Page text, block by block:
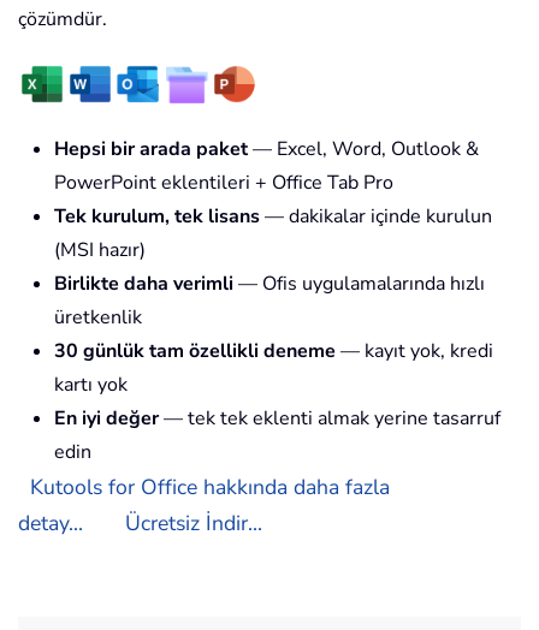
çözümdür.
Hepsi bir arada paket— Excel, Word, Outlook &
PowerPoint eklentileri + Office Tab Pro
Tek kurulum, tek lisans— dakikalar içinde kurulun
(MSI hazır)
Birlikte daha verimli — Ofis uygulamalarında hızlı
üretkenlik
30 günlük tam özellikli deneme — kayıt yok, kredi
kartı yok
En iyi değer— tek tek eklenti almak yerine tasarruf
edin
Kutools for Office hakkında daha fazla
detay...
Ücretsiz İndir...